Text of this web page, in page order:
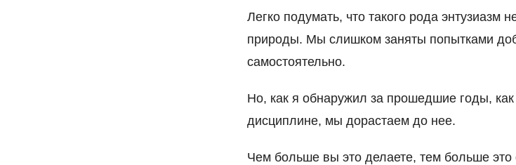
Легко подумать, что такого рода энтузиазм
природы. Мы слишком заняты попытками
самостоятельно.
Но, как я обнаружил за прошедшие годы,
дисциплине, мы дорастаем до нее.
Чем больше вы это делаете, тем больше это